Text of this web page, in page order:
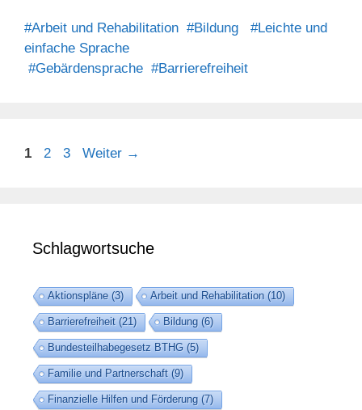
#Arbeit und Rehabilitation #Bildung
#Leichte und
einfache Sprache
#Gebärdensprache #Barrierefreiheit
1 2 3 Weiter →
Schlagwortsuche
Aktionspläne (3) Arbeit und Rehabilitation (10)
Barrierefreiheit (21) Bildung (6)
Bundesteilhabegesetz BTHG (5)
Familie und Partnerschaft (9)
Finanzielle Hilfen und Förderung (7)